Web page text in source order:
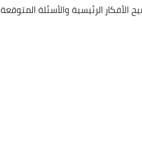
الرئيسية والأسئلة المتوقعة